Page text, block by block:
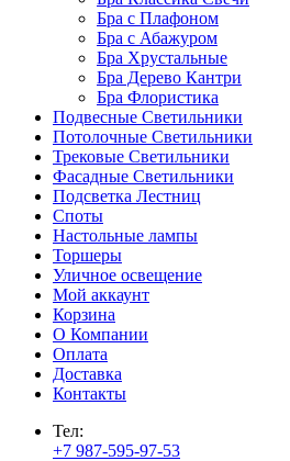
Бра с Плафоном
Бра с Абажуром
Бра Хрустальные
Бра Дерево Кантри
Бра Флористика
Подвесные Светильники
Потолочные Светильники
Трековые Светильники
Фасадные Светильники
Подсветка Лестниц
Споты
Настольные лампы
Торшеры
Уличное освещение
Мой аккаунт
Корзина
О Компании
Оплата
Доставка
Контакты
Тел:
+7 987-595-97-53